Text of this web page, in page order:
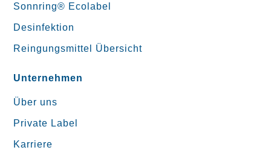
Sonnring® Ecolabel
Desinfektion
Reingungsmittel Übersicht
Unternehmen
Über uns
Private Label
Karriere